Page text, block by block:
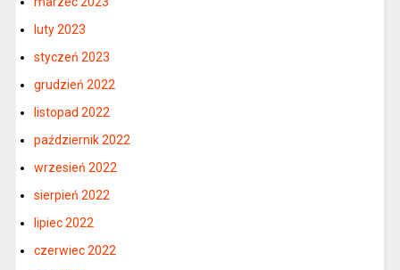
luty 2023
styczeń 2023
grudzień 2022
listopad 2022
październik 2022
wrzesień 2022
sierpień 2022
lipiec 2022
czerwiec 2022